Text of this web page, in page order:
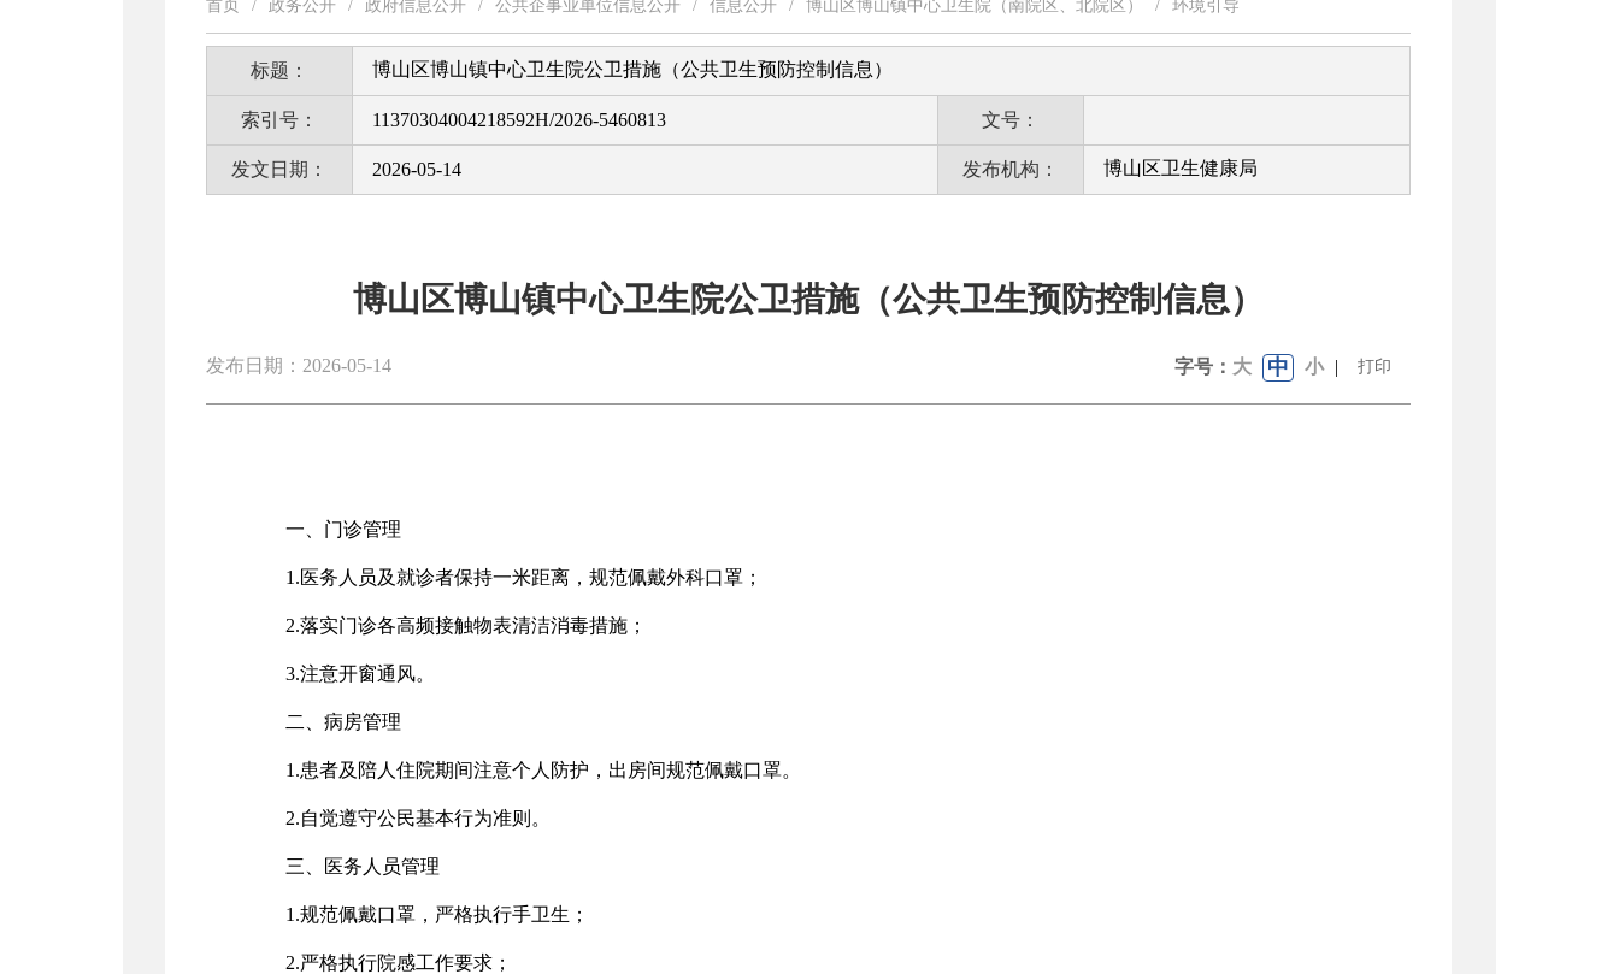
首页 / 政务公开 / 政府信息公开 / 公共企事业单位信息公开 / 信息公开 / 博山区博山镇中心卫生院（南院区、北院区） / 环境引导
标题： 博山区博山镇中心卫生院公卫措施（公共卫生预防控制信息）
索引号： 11370304004218592H/2026-5460813 文号：
发文日期： 2026-05-14 发布机构： 博山区卫生健康局
博山区博山镇中心卫生院公卫措施（公共卫生预防控制信息）
发布日期：2026-05-14 字号： 大 中 小 | 打印
一、门诊管理
1.医务人员及就诊者保持一米距离，规范佩戴外科口罩；
2.落实门诊各高频接触物表清洁消毒措施；
3.注意开窗通风。
二、病房管理
1.患者及陪人住院期间注意个人防护，出房间规范佩戴口罩。
2.自觉遵守公民基本行为准则。
三、医务人员管理
1.规范佩戴口罩，严格执行手卫生；
2.严格执行院感工作要求；